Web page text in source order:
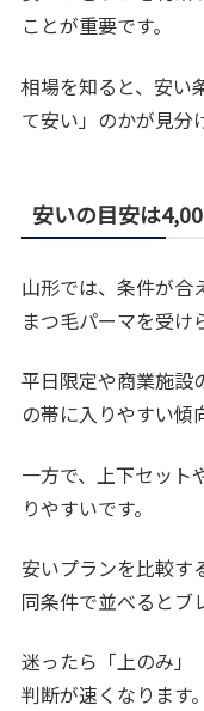
ことが重要です。
相場を知ると、安い
て安い」のかが見分
安いの目安は
山形では、条件が合
まつ毛パーマを受け
平日限定や商業施設
の帯に入りやすい傾
一方で、上下セット
りやすいです。
安いプランを比較す
同条件で並べるとブ
迷ったら「上のみ」
判断が速くなります。